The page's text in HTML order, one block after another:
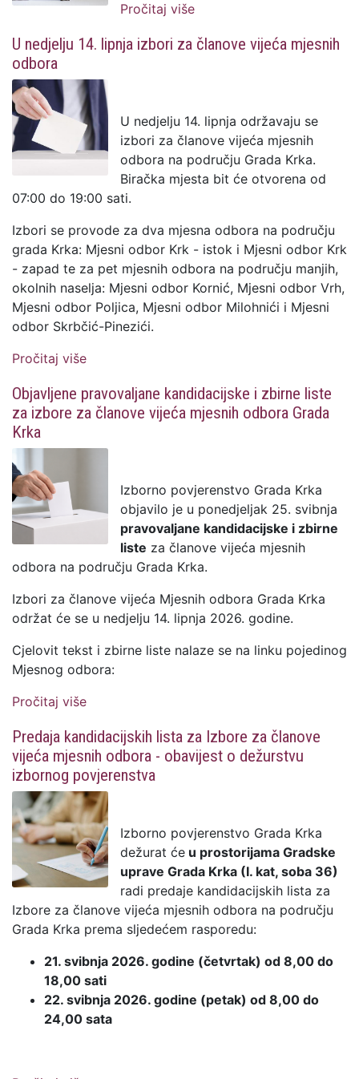
Pročitaj više
odbora na području
U nedjelju 14. lipnja izbori za članove vijeća mjesnih
odbora
U nedjelju 14. lipnja održavaju se
izbori za članove vijeća mjesnih
odbora na području Grada Krka.
Biračka mjesta bit će otvorena od
07:00 do 19:00 sati.
Izbori se provode za dva mjesna odbora na području
grada Krka: Mjesni odbor Krk - istok i Mjesni odbor Krk
- zapad te za pet mjesnih odbora na području manjih,
okolnih naselja: Mjesni odbor Kornić, Mjesni odbor Vrh,
Mjesni odbor Poljica, Mjesni odbor Milohnići i Mjesni
odbor Skrbčić-Pinezići.
Pročitaj više
Objavljene pravovaljane kandidacijske i zbirne liste
za izbore za članove vijeća mjesnih odbora Grada
Krka
Izborno povjerenstvo Grada Krka
objavilo je u ponedjeljak 25. svibnja
pravovaljane kandidacijske i zbirne
liste za članove vijeća mjesnih
odbora na području Grada Krka.
Izbori za članove vijeća Mjesnih odbora Grada Krka
održat će se u nedjelju 14. lipnja 2026. godine.
Cjelovit tekst i zbirne liste nalaze se na linku pojedinog
Mjesnog odbora:
Pročitaj više
mjesnih odbora Grada Krka
Predaja kandidacijskih lista za Izbore za članove
vijeća mjesnih odbora - obavijest o dežurstvu
izbornog povjerenstva
Izborno povjerenstvo Grada Krka
dežurat će u prostorijama Gradske
uprave Grada Krka (I. kat, soba 36)
radi predaje kandidacijskih lista za
Izbore za članove vijeća mjesnih odbora na području
Grada Krka prema sljedećem rasporedu:
21. svibnja 2026. godine (četvrtak) od 8,00 do
18,00 sati
22. svibnja 2026. godine (petak) od 8,00 do
24,00 sata